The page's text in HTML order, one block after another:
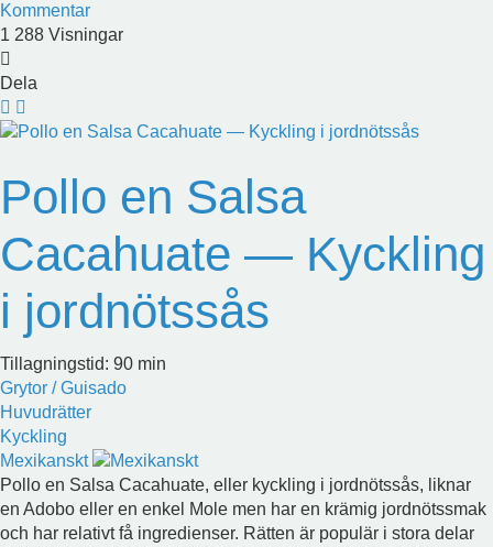
Kommentar
1 288 Visningar
Dela
Pollo en Salsa
Cacahuate — Kyckling
i jordnötssås
Tillagningstid: 90 min
Grytor / Guisado
Huvudrätter
Kyckling
Mexikanskt
Pollo en Salsa Cacahuate, eller kyckling i jordnötssås, liknar
en Adobo eller en enkel Mole men har en krämig jordnötssmak
och har relativt få ingredienser. Rätten är populär i stora delar